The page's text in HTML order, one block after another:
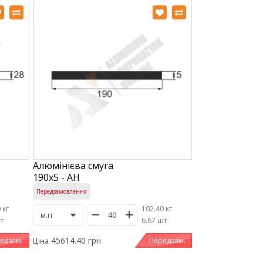
Алюмінієва смуга
190х5 - АН
Передзамовлення
102.40 кг
/6.67 шт
Ціна 45614.40 грн Передзам.